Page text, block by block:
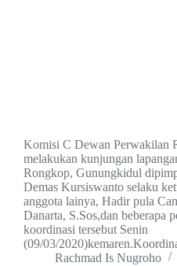
Komisi C Dewan Perwakilan
melakukan kunjungan
Rongkop, Gunungkidul
Demas Kursiswanto selaku
anggota lainya, Hadir pula
Danarta, S.Sos,dan beberapa
koordinasi tersebut Senin
(09/03/
Rachmad Is Nugroho